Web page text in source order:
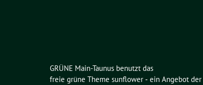
GRÜNE Main-Taunus benutzt das
freie grüne Theme sunflower ‐ ein Angebot der